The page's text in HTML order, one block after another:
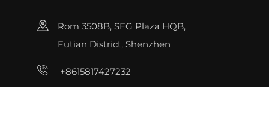
Rom 3508B, SEG Plaza HQB,
Futian District, Shenzhen
+8615817427232